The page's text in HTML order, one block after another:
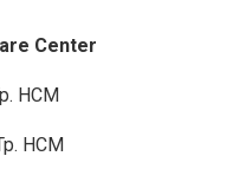
Center
HCM
HCM